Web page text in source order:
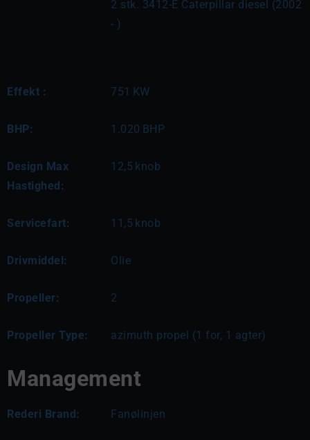
2 stk. 3412-E Caterpillar diesel (2002
- )
Effekt : 751 KW
BHP: 1.020 BHP
Design Max
Hastighed:
12,5 knob
Servicefart: 11,5 knob
Drivmiddel: Olie
Propeller: 2
Propeller Type: azimuth propel (1 for, 1 agter)
Management
Rederi Brand: Fanølinjen